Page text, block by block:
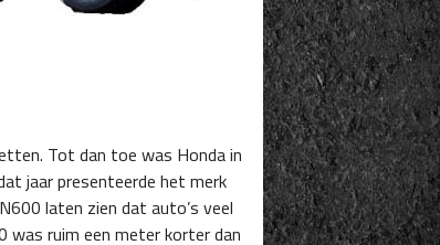
Tot dan toe was Honda in
jaar presenteerde het merk
laten zien dat auto’s veel
was ruim een meter korter dan